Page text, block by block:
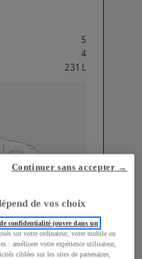
5
4
231 L
de vos choix
confidentialité (ouvre dans un
sur votre ordinateur, votre mobile ou
: améliorer votre expérience utilisateur,
ciblées sur les sites de partenaires,
Continuer sans accepter →